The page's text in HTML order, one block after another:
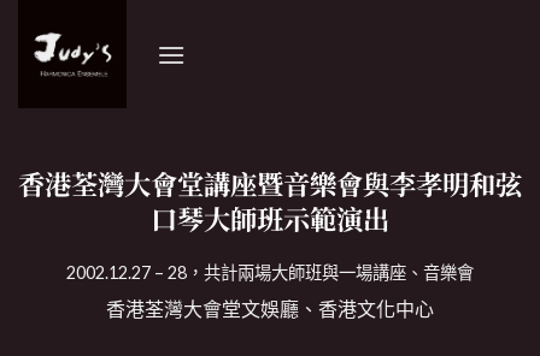
content
香港荃灣大會堂講座暨音樂會與李孝明和弦
口琴大師班示範演出
2002.12.27 – 28，共計兩場大師班與一場講座、音樂會
香港荃灣大會堂文娛廳、香港文化中心